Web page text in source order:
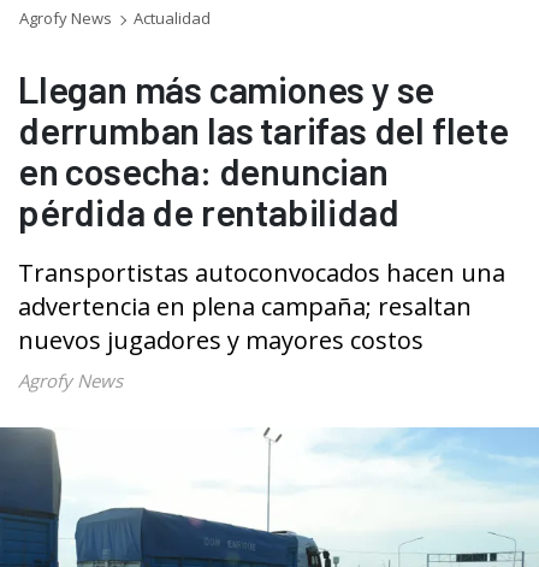
Agrofy News Actualidad
Llegan más camiones y se
derrumban las tarifas del flete
en cosecha: denuncian
pérdida de rentabilidad
Transportistas autoconvocados hacen una
advertencia en plena campaña; resaltan
nuevos jugadores y mayores costos
Agrofy News